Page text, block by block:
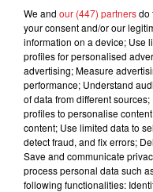
Toutes les infosici!
FIL D'ACTUS
We and our (447) partnersdo
your consent and/or our
information on a device; Use
profiles for personalised
advertising; Measure
performance; Understand
of data from different
profiles to personalise
content; Use limited data to
detect fraud, and fix errors;
Save and communicate
process personal data such
following functionalities: